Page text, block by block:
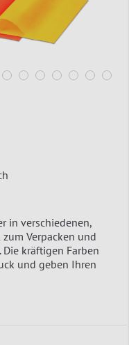
in verschiedenen,
Verpacken und
kräftigen Farben
und geben Ihren